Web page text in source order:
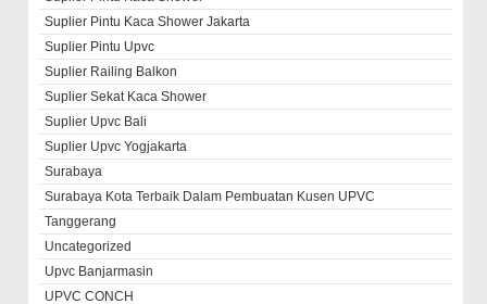
Suplier Pintu Kaca Shower Jakarta
Suplier Pintu Upvc
Suplier Railing Balkon
Suplier Sekat Kaca Shower
Suplier Upvc Bali
Suplier Upvc Yogjakarta
Surabaya
Surabaya Kota Terbaik Dalam Pembuatan Kusen UPVC
Tanggerang
Uncategorized
Upvc Banjarmasin
UPVC CONCH